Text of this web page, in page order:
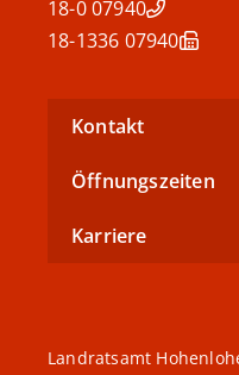
07940 18-0
07940 18-1336
Kontakt
Öffnungszeiten
Karriere
©2023 - 2026 Landratsamt